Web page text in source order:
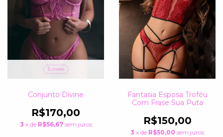
5 cores
Conjunto Divine
R$170,00
3 x de R$56,67 sem juros
Fantasia Esposa Troféu
Com Frase Sua Puta
R$150,00
3 x de R$50,00 sem juros